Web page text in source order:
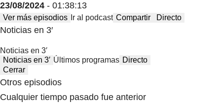
23/08/2024 - 01:38:13
Ver más episodios Ir al podcast Compartir Directo
Noticias en 3′
Noticias en 3′
Noticias en 3′ Últimos programas Directo
Cerrar
Otros episodios
Cualquier tiempo pasado fue anterior